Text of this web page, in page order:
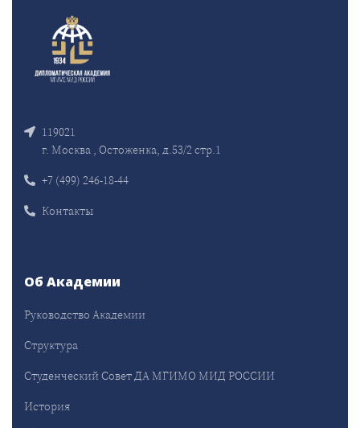
119021
г. Москва , Остоженка, д.53/2 стр.1
+7 (499) 246-18-44
Контакты
Об Академии
Руководство Академии
Структура
Студенческий Совет ДА МГИМО МИД РОССИИ
История